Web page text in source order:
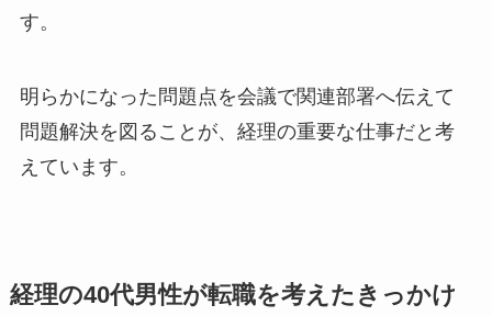
す。
明らかになった問題点を会議で関連部署へ伝えて
問題解決を図ることが、経理の重要な仕事だと考
えています。
経理の40代男性が転職を考えたきっかけ